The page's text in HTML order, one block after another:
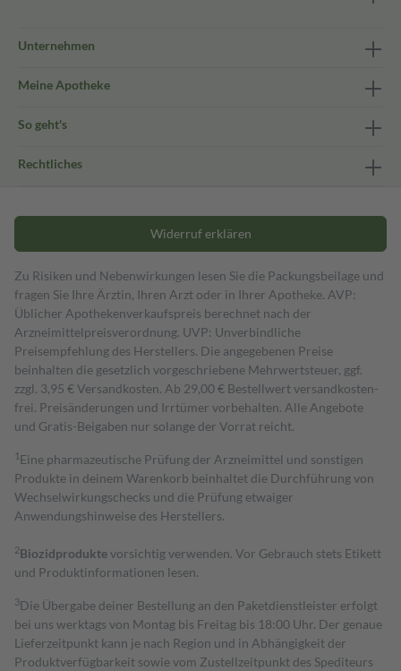
Unternehmen
Meine Apotheke
So geht's
Rechtliches
Widerruf erklären
Zu Risiken und Nebenwirkungen lesen Sie die Packungsbeilage und
fragen Sie Ihre Ärztin, Ihren Arzt oder in Ihrer Apotheke. AVP:
Üblicher Apothekenverkaufspreis berechnet nach der
Arzneimittelpreisverordnung. UVP: Unverbindliche
Preisempfehlung des Herstellers. Die angegebenen Preise
beinhalten die gesetzlich vorgeschriebene Mehrwertsteuer, ggf.
zzgl. 3,95 € Versandkosten. Ab 29,00 € Bestell­wert versand­kosten­
frei. Preisänderungen und Irrtümer vorbehalten. Alle Angebote
und Gratis-Beigaben nur solange der Vorrat reicht.
1 Eine pharmazeutische Prüfung der Arzneimittel und sonstigen
Produkte in deinem Warenkorb beinhaltet die Durchführung von
Wechselwirkungschecks und die Prüfung etwaiger
Anwendungshinweise des Herstellers.
2Biozidproduktevorsichtig verwenden. Vor Gebrauch stets Etikett
und Produktinformationen lesen.
3Die Übergabe deiner Bestellung an den Paketdienstleister erfolgt
bei uns werktags von Montag bis Freitag bis 18:00 Uhr. Der genaue
Lieferzeitpunkt kann je nach Region und in Abhängigkeit der
Produktverfügbarkeit sowie vom Zustellzeitpunkt des Spediteurs